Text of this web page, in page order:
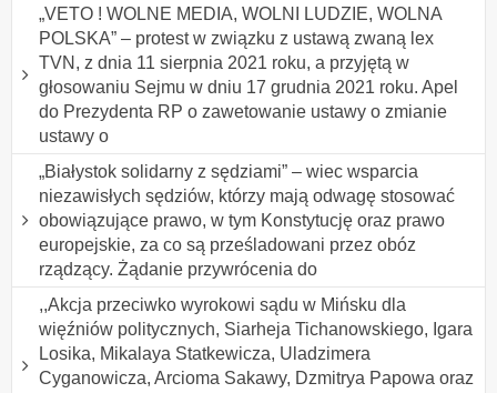
„VETO ! WOLNE MEDIA, WOLNI LUDZIE, WOLNA
POLSKA” – protest w związku z ustawą zwaną lex
TVN, z dnia 11 sierpnia 2021 roku, a przyjętą w
głosowaniu Sejmu w dniu 17 grudnia 2021 roku. Apel
do Prezydenta RP o zawetowanie ustawy o zmianie
ustawy o
„Białystok solidarny z sędziami” – wiec wsparcia
niezawisłych sędziów, którzy mają odwagę stosować
obowiązujące prawo, w tym Konstytucję oraz prawo
europejskie, za co są prześladowani przez obóz
rządzący. Żądanie przywrócenia do
,,Akcja przeciwko wyrokowi sądu w Mińsku dla
więźniów politycznych, Siarheja Tichanowskiego, Igara
Losika, Mikalaya Statkewicza, Uladzimera
Cyganowicza, Arcioma Sakawy, Dzmitrya Papowa oraz